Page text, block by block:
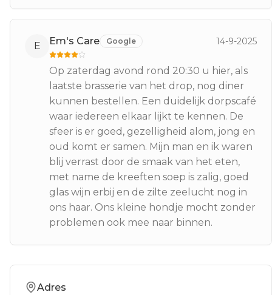
E Em's Care Google 14-9-2025
Op zaterdag avond rond 20:30 u hier, als
laatste brasserie van het drop, nog diner
kunnen bestellen. Een duidelijk dorpscafé
waar iedereen elkaar lijkt te kennen. De
sfeer is er goed, gezelligheid alom, jong en
oud komt er samen. Mijn man en ik waren
blij verrast door de smaak van het eten,
met name de kreeften soep is zalig, goed
glas wijn erbij en de zilte zeelucht nog in
ons haar. Ons kleine hondje mocht zonder
problemen ook mee naar binnen.
Adres